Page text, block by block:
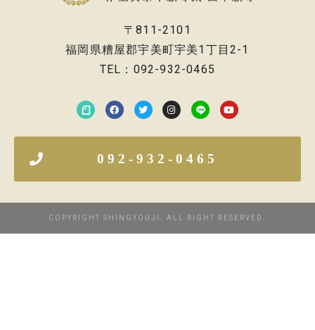
〒811-2101
福岡県糟屋郡宇美町宇美1丁目2-1
TEL：092-932-0465
092-932-0465
COPYRIGHT SHINGYOUJI. ALL RIGHT RESERVED.